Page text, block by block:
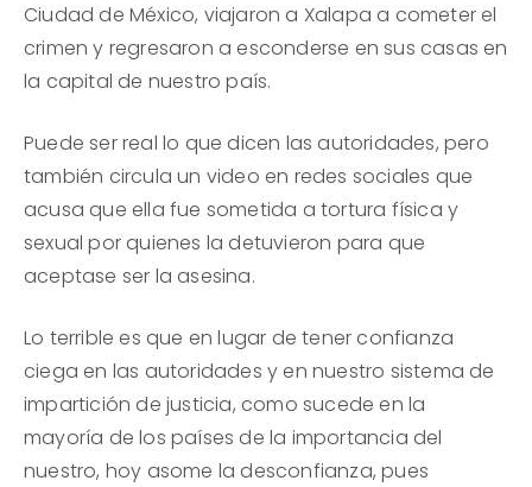
Ciudad de México, viajaron a Xalapa a cometer el
crimen y regresaron a esconderse en sus casas en
la capital de nuestro país.
Puede ser real lo que dicen las autoridades, pero
también circula un video en redes sociales que
acusa que ella fue sometida a tortura física y
sexual por quienes la detuvieron para que
aceptase ser la asesina.
Lo terrible es que en lugar de tener confianza
ciega en las autoridades y en nuestro sistema de
impartición de justicia, como sucede en la
mayoría de los países de la importancia del
nuestro, hoy asome la desconfianza, pues